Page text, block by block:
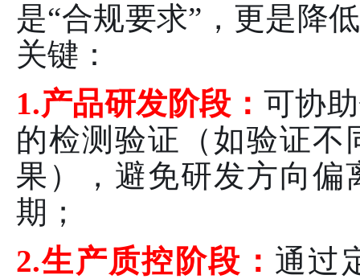
是“合规要求”，更是降
关键：
1.产品研发阶段： 可协
的检测验证（如验证不
果），避免研发方向偏
期；
2.生产质控阶段： 通过